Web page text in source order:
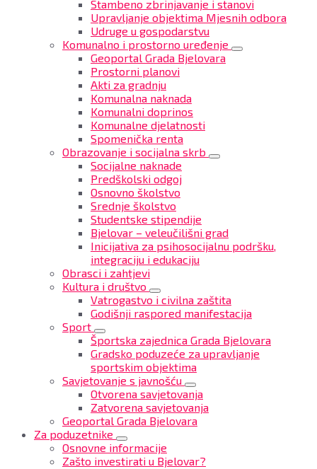
Stambeno zbrinjavanje i stanovi
Upravljanje objektima Mjesnih odbora
Udruge u gospodarstvu
Komunalno i prostorno uređenje
Geoportal Grada Bjelovara
Prostorni planovi
Akti za gradnju
Komunalna naknada
Komunalni doprinos
Komunalne djelatnosti
Spomenička renta
Obrazovanje i socijalna skrb
Socijalne naknade
Predškolski odgoj
Osnovno školstvo
Srednje školstvo
Studentske stipendije
Bjelovar – veleučilišni grad
Inicijativa za psihosocijalnu podršku,
integraciju i edukaciju
Obrasci i zahtjevi
Kultura i društvo
Vatrogastvo i civilna zaštita
Godišnji raspored manifestacija
Sport
Športska zajednica Grada Bjelovara
Gradsko poduzeće za upravljanje
sportskim objektima
Savjetovanje s javnošću
Otvorena savjetovanja
Zatvorena savjetovanja
Geoportal Grada Bjelovara
Za poduzetnike
Osnovne informacije
Zašto investirati u Bjelovar?